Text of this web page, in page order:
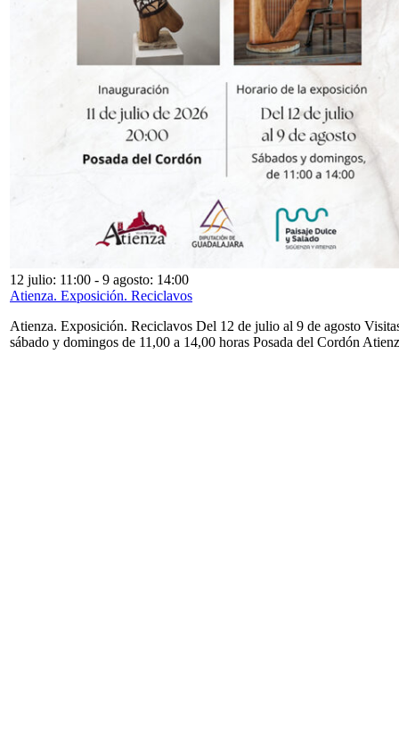
12 julio: 11:00 - 9 agosto: 14:00
Atienza. Exposición. Reciclavos
Atienza. Exposición. Reciclavos Del 12 de julio al 9 de agosto
sábado y domingos de 11,00 a 14,00 horas Posada del Cordón